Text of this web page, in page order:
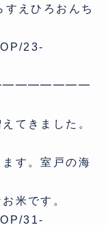
えひろおんち
23-
てきました。
す。室戸の海
米です。
31-